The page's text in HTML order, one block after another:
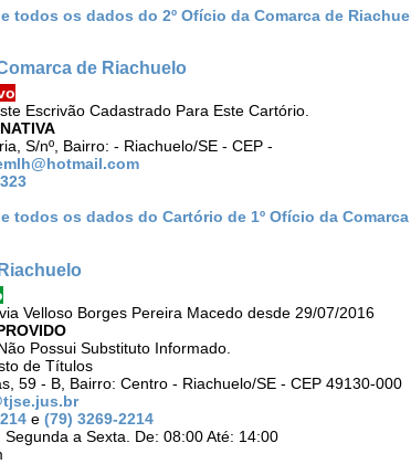
todos os dados do 2º Ofício da Comarca de
de Riachuelo
Escrivão Cadastrado Para Este Cartório.
S/nº, Bairro: - Riachuelo/SE - CEP -
todos os dados do Cartório de 1º Ofício da
Velloso Borges Pereira Macedo desde 29/07/2016
Possui Substituto Informado.
de Títulos
59 - B, Bairro: Centro - Riachuelo/SE - CEP 49130-000
e (79) 3269-2214
Segunda a Sexta. De: 08:00 Até: 14:00